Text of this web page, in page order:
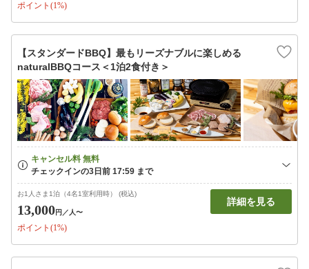
ポイント(1%)
【スタンダードBBQ】最もリーズナブルに楽しめる
naturalBBQコース＜1泊2食付き＞
お1人さま1泊（4名1室利用時） (税込)
13,000円 ／人〜
ポイント(1%)
詳細を見る